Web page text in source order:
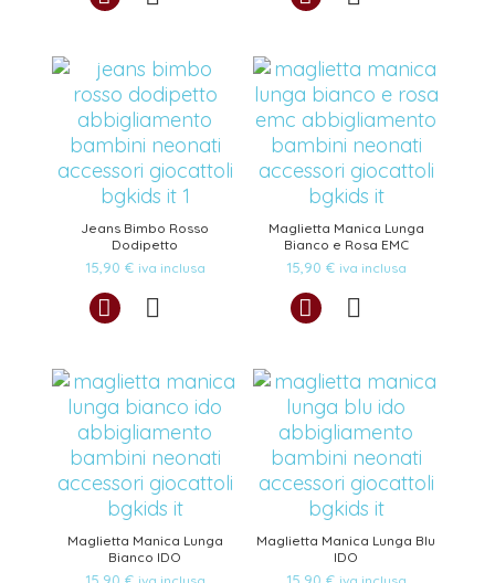
Jeans Bimbo Rosso
Dodipetto
15,90 € iva inclusa
Maglietta Manica Lunga
Bianco e Rosa EMC
15,90 € iva inclusa
Maglietta Manica Lunga
Bianco IDO
Maglietta Manica Lunga Blu
IDO